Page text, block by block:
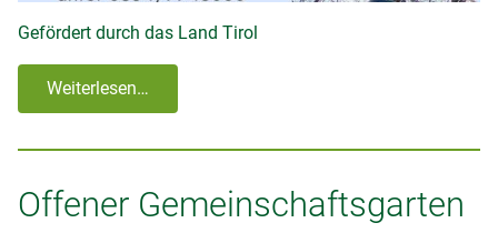
Gefördert durch das Land Tirol
Weiterlesen…
Offener Gemeinschaftsgarten